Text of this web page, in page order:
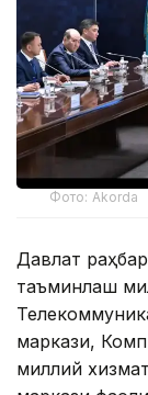
Фото: Akorda
Давлат
таъминлаш
маркази,
миллий